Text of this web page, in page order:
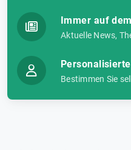
Immer auf
Aktuelle News,
Bestimmen Sie